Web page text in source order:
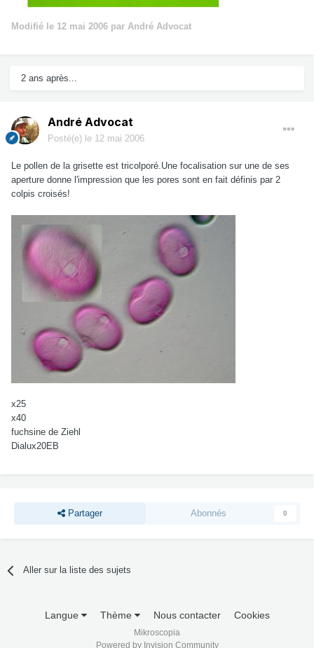
Modifié le 12 mai 2006 par André Advocat
2 ans après...
André Advocat
Posté(e) le 12 mai 2006
Le pollen de la grisette est tricolporé.Une focalisation sur une de ses
aperture donne l'impression que les pores sont en fait définis par 2
colpis croisés!
x25
x40
fuchsine de Ziehl
Dialux20EB
Partager Abonnés 0
Aller sur la liste des sujets
Langue Thème Nous contacter Cookies
Mikroscopia
Powered by Invision Community